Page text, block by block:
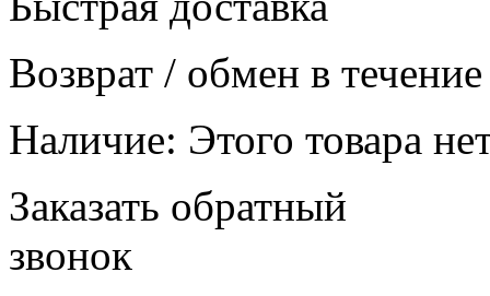
Возврат / обмен в
Наличие: Этого товара
Заказать обратный
звонок